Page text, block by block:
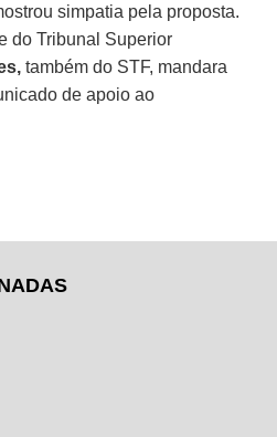
simpatia pela proposta.
do Tribunal Superior
também do STF, mandara
de apoio ao